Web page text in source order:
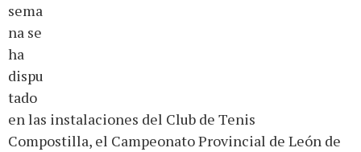
sema
na se
ha
dispu
tado
en las instalaciones del Club de Tenis
Compostilla, el Campeonato Provincial de León de